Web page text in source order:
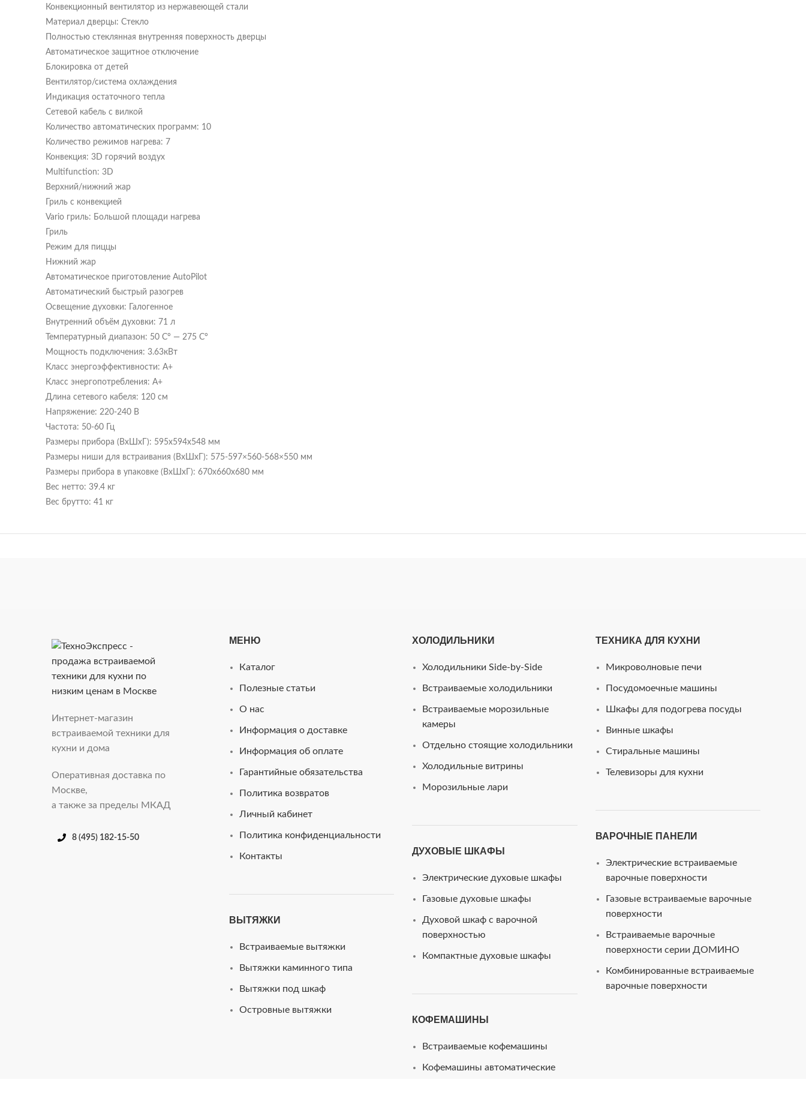
Конвекционный вентилятор из нержавеющей стали
Материал дверцы: Стекло
Полностью стеклянная внутренняя поверхность дверцы
Автоматическое защитное отключение
Блокировка от детей
Вентилятор/система охлаждения
Индикация остаточного тепла
Сетевой кабель с вилкой
Количество автоматических программ: 10
Количество режимов нагрева: 7
Конвекция: 3D горячий воздух
Multifunction: 3D
Верхний/нижний жар
Гриль с конвекцией
Vario гриль: Большой площади нагрева
Гриль
Режим для пиццы
Нижний жар
Автоматическое приготовление AutoPilot
Автоматический быстрый разогрев
Освещение духовки: Галогенное
Внутренний объём духовки: 71 л
Температурный диапазон: 50 C° — 275 C°
Мощность подключения: 3.63кВт
Класс энергоэффективности: A+
Класс энергопотребления: A+
Длина сетевого кабеля: 120 см
Напряжение: 220-240 В
Частота: 50-60 Гц
Размеры прибора (ВxШxГ): 595x594x548 мм
Размеры ниши для встраивания (ВхШхГ): 575-597×560-568×550 мм
Размеры прибора в упаковке (ВхШхГ): 670x660x680 мм
Вес нетто: 39.4 кг
Вес брутто: 41 кг
Интернет-магазин
встраиваемой техники для
кухни и дома
Оперативная доставка по
Москве,
а также за пределы МКАД
8 (495) 182-15-50
МЕНЮ
Каталог
Полезные статьи
О нас
Информация о доставке
Информация об оплате
Гарантийные обязательства
Политика возвратов
Личный кабинет
Политика конфиденциальности
Контакты
ВЫТЯЖКИ
Встраиваемые вытяжки
Вытяжки каминного типа
Вытяжки под шкаф
Островные вытяжки
ХОЛОДИЛЬНИКИ
Холодильники Side-by-Side
Встраиваемые холодильники
Встраиваемые морозильные
камеры
Отдельно стоящие холодильники
Холодильные витрины
Морозильные лари
ДУХОВЫЕ ШКАФЫ
Электрические духовые шкафы
Газовые духовые шкафы
Духовой шкаф с варочной
поверхностью
Компактные духовые шкафы
КОФЕМАШИНЫ
Встраиваемые кофемашины
Кофемашины автоматические
ТЕХНИКА ДЛЯ КУХНИ
Микроволновые печи
Посудомоечные машины
Шкафы для подогрева посуды
Винные шкафы
Стиральные машины
Телевизоры для кухни
ВАРОЧНЫЕ ПАНЕЛИ
Электрические встраиваемые
варочные поверхности
Газовые встраиваемые варочные
поверхности
Встраиваемые варочные
поверхности серии ДОМИНО
Комбинированные встраиваемые
варочные поверхности